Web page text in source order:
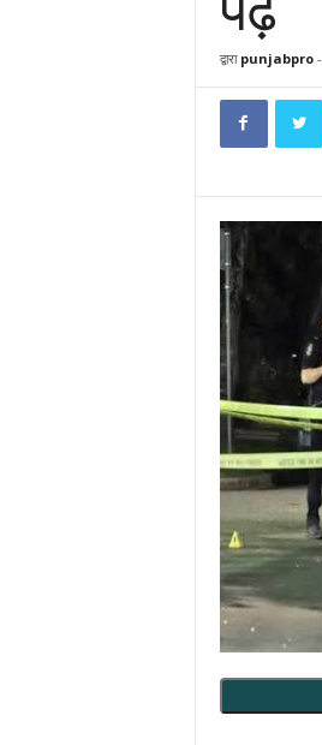
द्वारा punjabpro-